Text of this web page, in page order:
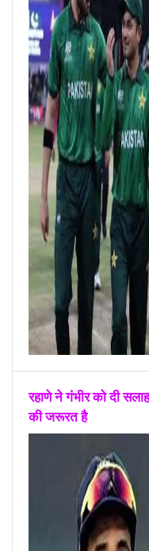
रहाणे ने गंभीर को दी
की जरूरत है